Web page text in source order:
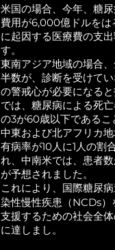
米国の場合、今年、糖
費用が6,000億ドルをは
に起因する医療費の支
す。
東南アジア地域の場合
半数が、診断を受けて
の警戒心が必要になる
では、糖尿病による死
の3が60歳以下であるこ
中東および北アフリカ
有病率が10人に1人の割
れ、中南米では、患者
が予想されました。
これにより、国際糖尿
染性慢性疾患（NCDs）
支援するための社会全
に達しまし。